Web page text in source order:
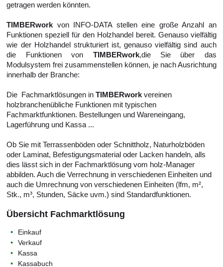
getragen werden könnten.
TIMBERwork von INFO-DATA stellen eine große Anzahl an
Funktionen speziell für den Holzhandel bereit. Genauso vielfältig
wie der Holzhandel strukturiert ist, genauso vielfältig sind auch
die Funktionen von TIMBERwork,die Sie über das
Modulsystem frei zusammenstellen können, je nach Ausrichtung
innerhalb der Branche:
Die Fachmarktlösungen inTIMBERworkvereinen
holzbranchenübliche Funktionen mit typischen
Fachmarktfunktionen. Bestellungen und Wareneingang,
Lagerführung und Kassa ...
Ob Sie mit Terrassenböden oder Schnittholz, Naturholzböden
oder Laminat, Befestigungsmaterial oder Lacken handeln, alls
dies lässt sich in der Fachmarktlösung vom holz-Manager
abbilden. Auch die Verrechnung in verschiedenen Einheiten und
auch die Umrechnung von verschiedenen Einheiten (lfm, m²,
Stk., m³, Stunden, Säcke uvm.) sind Standardfunktionen.
Übersicht Fachmarktlösung
Einkauf
Verkauf
Kassa
Kassabuch